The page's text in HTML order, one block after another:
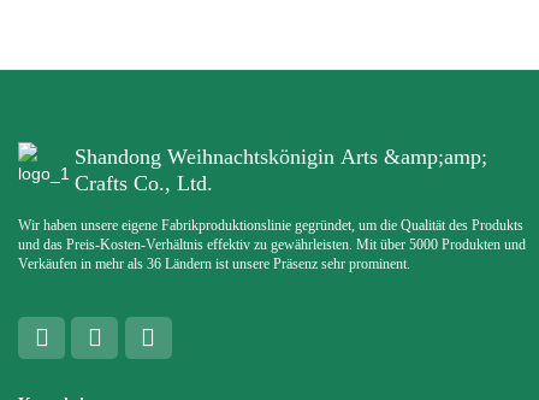
Shandong Weihnachtskönigin Arts &amp;amp;
Crafts Co., Ltd.
Wir haben unsere eigene Fabrikproduktionslinie gegründet, um die Qualität des Produkts
und das Preis-Kosten-Verhältnis effektiv zu gewährleisten. Mit über 5000 Produkten und
Verkäufen in mehr als 36 Ländern ist unsere Präsenz sehr prominent.